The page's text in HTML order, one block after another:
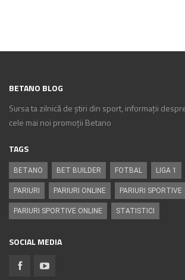
BETANO BLOG
Sursa ta zilnică de știri din sport, informații
cele mai noi promoții Betano
TAGS
BETANO BET BUILDER FOTBAL LIGA 1
PARIURI PARIURI ONLINE PARIURI SPORTIVE
PARIURI SPORTIVE ONLINE STATISTICI
SOCIAL MEDIA